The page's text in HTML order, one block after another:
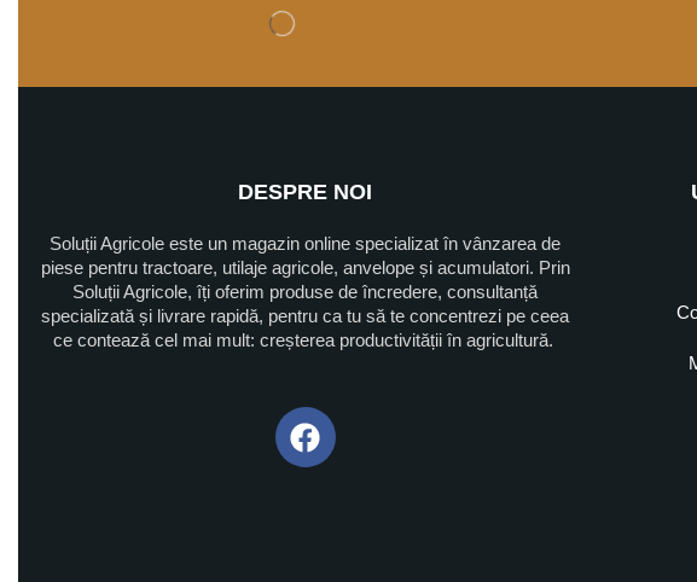
DESPRE NOI
Soluții Agricole este un magazin online specializat în vânzarea de
piese pentru tractoare, utilaje agricole, anvelope și acumulatori. Prin
Soluții Agricole, îți oferim produse de încredere, consultanță
specializată și livrare rapidă, pentru ca tu să te concentrezi pe ceea
ce contează cel mai mult: creșterea productivității în agricultură.